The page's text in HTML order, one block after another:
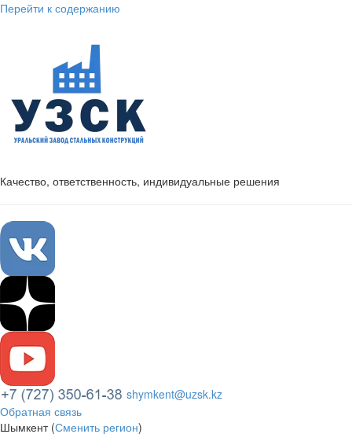
Перейти к содержанию
Качество, ответственность, индивидуальные решения
shymkent@uzsk.kz
Обратная связь
Шымкент (Сменить регион)